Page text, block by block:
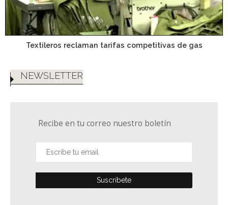
Textileros reclaman tarifas competitivas de gas
NEWSLETTER
Recibe en tu correo nuestro boletín